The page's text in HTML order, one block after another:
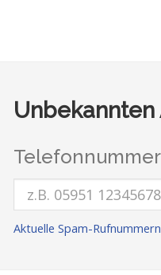
Unbekannten
Aktuelle Spam-